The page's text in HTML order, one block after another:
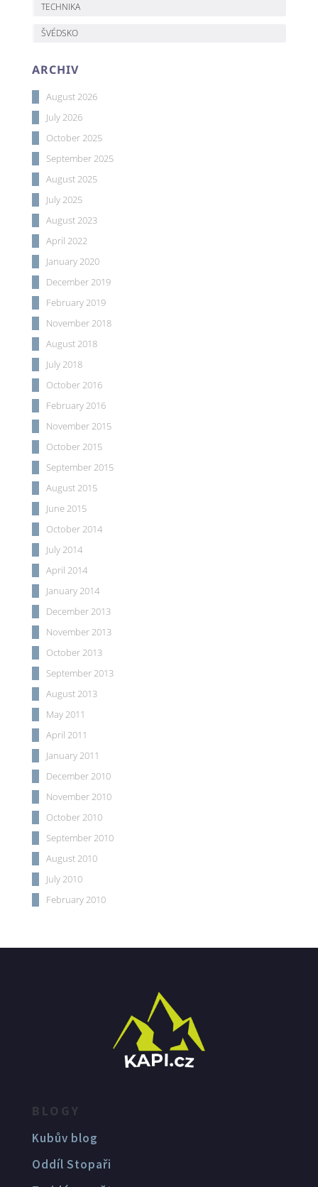
TECHNIKA
ŠVÉDSKO
ARCHIV
August 2026
July 2026
October 2025
September 2025
August 2025
July 2025
August 2023
April 2022
January 2020
December 2019
February 2019
November 2018
August 2018
July 2018
October 2016
February 2016
November 2015
October 2015
September 2015
August 2015
June 2015
October 2014
July 2014
April 2014
January 2014
December 2013
November 2013
October 2013
September 2013
August 2013
May 2011
April 2011
January 2011
December 2010
November 2010
October 2010
September 2010
August 2010
July 2010
February 2010
BLOGY
Kubův blog
Oddíl Stopaři